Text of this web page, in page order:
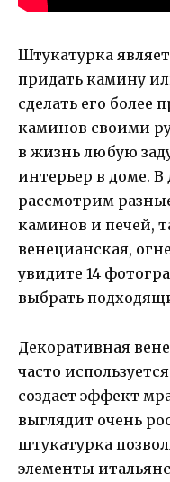
Штукатурка
придать камину
сделать его более
каминов своими
в жизнь любую
интерьер в доме.
рассмотрим
каминов и печей,
венецианская,
увидите 14
выбрать
Декоративная
часто
создает эффект
выглядит очень
штукатурка
элементы